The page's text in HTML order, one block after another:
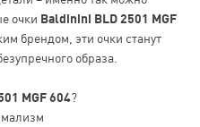
очки Baldinini BLD 2501 MGF
брендом, эти очки станут
образа.
MGF 604?